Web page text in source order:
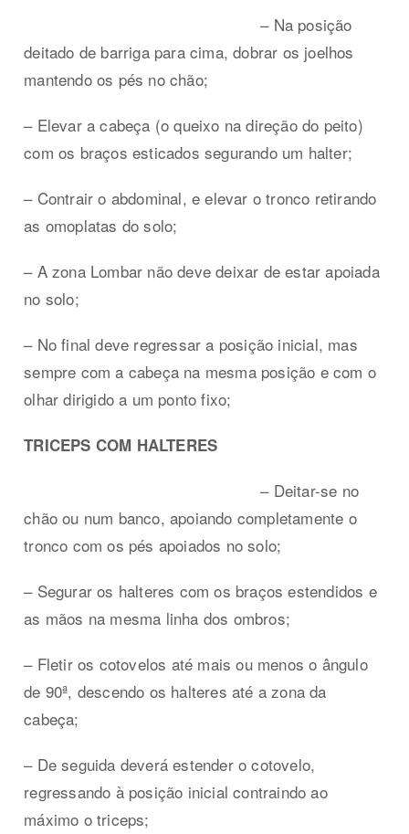
– Na posição
deitado de barriga para cima, dobrar os joelhos
mantendo os pés no chão;
– Elevar a cabeça (o queixo na direção do peito)
com os braços esticados segurando um halter;
– Contrair o abdominal, e elevar o tronco retirando
as omoplatas do solo;
– A zona Lombar não deve deixar de estar apoiada
no solo;
– No final deve regressar a posição inicial, mas
sempre com a cabeça na mesma posição e com o
olhar dirigido a um ponto fixo;
TRICEPS COM HALTERES
– Deitar-se no
chão ou num banco, apoiando completamente o
tronco com os pés apoiados no solo;
– Segurar os halteres com os braços estendidos e
as mãos na mesma linha dos ombros;
– Fletir os cotovelos até mais ou menos o ângulo
de 90ª, descendo os halteres até a zona da
cabeça;
– De seguida deverá estender o cotovelo,
regressando à posição inicial contraindo ao
máximo o triceps;